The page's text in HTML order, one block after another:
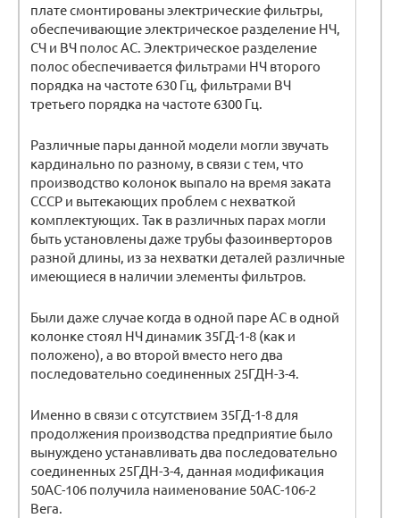
плате смонтированы электрические фильтры,
обеспечивающие электрическое разделение НЧ,
СЧ и ВЧ полос АС. Электрическое разделение
полос обеспечивается фильтрами НЧ второго
порядка на частоте 630 Гц, фильтрами ВЧ
третьего порядка на частоте 6300 Гц.
Различные пары данной модели могли звучать
кардинально по разному, в связи с тем, что
производство колонок выпало на время заката
СССР и вытекающих проблем с нехваткой
комплектующих. Так в различных парах могли
быть установлены даже трубы фазоинверторов
разной длины, из за нехватки деталей различные
имеющиеся в наличии элементы фильтров.
Были даже случае когда в одной паре АС в одной
колонке стоял НЧ динамик 35ГД-1-8 (как и
положено), а во второй вместо него два
последовательно соединенных 25ГДН-3-4.
Именно в связи с отсутствием 35ГД-1-8 для
продолжения производства предприятие было
вынуждено устанавливать два последовательно
соединенных 25ГДН-3-4, данная модификация
50АС-106 получила наименование 50АС-106-2
Вега.